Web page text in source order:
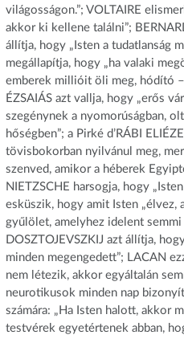
világosságon.”; VOLTAIRE
akkor ki kellene találni”;
állítja, hogy „Isten a tudatlanság
megállapítja, hogy „ha valaki
emberek millióit öli meg, hódító
ÉZSAIÁS azt vallja, hogy „erős
szegénynek a nyomorúságban,
hőségben”; a Pirké d’RÁBI
tövisbokorban nyilvánul meg,
szenved, amikor a héberek
NIETZSCHE harsogja, hogy
esküszik, hogy amit Isten „élvez,
gyűlölet, amelyhez idelent semmi
DOSZTOJEVSZKIJ azt állítja,
minden megengedett”; LACAN
nem létezik, akkor egyáltalán
neurotikusok minden nap
számára: „Ha Isten halott, akkor
testvérek egyetértenek abban,